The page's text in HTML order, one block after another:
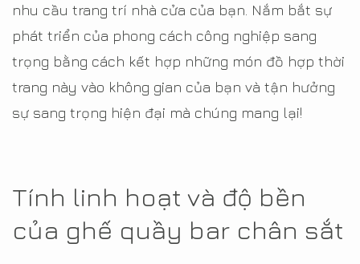
nhu cầu trang trí nhà cửa của bạn. Nắm bắt sự
phát triển của phong cách công nghiệp sang
trọng bằng cách kết hợp những món đồ hợp thời
trang này vào không gian của bạn và tận hưởng
sự sang trọng hiện đại mà chúng mang lại!
Tính linh hoạt và độ bền
của ghế quầy bar chân sắt